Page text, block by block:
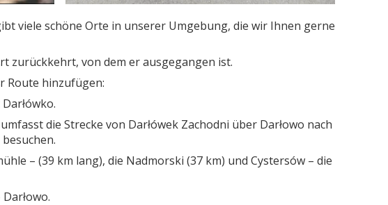
viele schöne Orte in unserer Umgebung, die wir Ihnen gerne
zurückkehrt, von dem er ausgegangen ist.
Route hinzufügen:
die Strecke von Darłówek Zachodni über Darłowo nach
– (39 km lang), die Nadmorski (37 km) und Cystersów – die